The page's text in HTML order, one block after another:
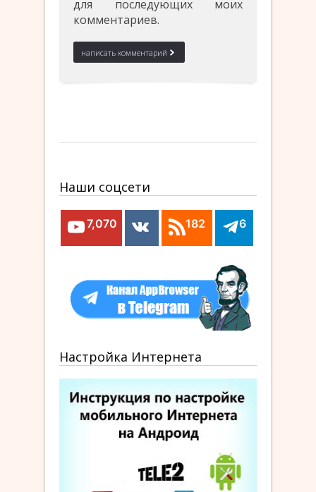
для последующих моих
комментариев.
Наши соцсети
7,070 182 6
Настройка Интернета